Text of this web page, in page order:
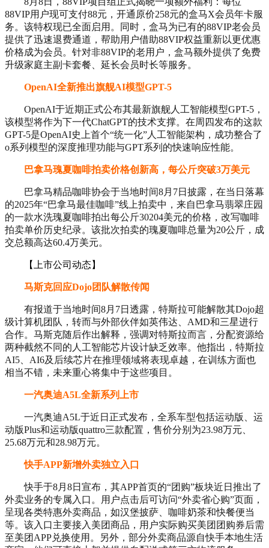
88VIP用户现可支付88元，开通原价258元的盒马X会员年卡服
务。该特权现已全面启用。同时，盒马为已有的88VIP老会员
提供了迅速退费通道，帮助用户借助88VIP权益重新以更优惠
价格成为会员。针对非88VIP的老用户，盒马额外提供了免费
升级家庭主副卡套餐、延长会员时长等服务。
OpenAI全新推出旗舰AI模型GPT-5​
OpenAI于近期正式公布其最新旗舰人工智能模型GPT-5，
该模型将作为下一代ChatGPT的技术支撑。在周四发布的这款
GPT-5是OpenAI史上首个“统一化”人工智能架构，成功整合了
o系列模型的深度推理功能与GPT系列的快速响应性能。
巴拿马瑰夏咖啡拍卖价格创新高，每公斤突破3万美元
巴拿马精品咖啡协会于当地时间8月7日披露，在当日落幕
的2025年“巴拿马最佳咖啡”线上拍卖中，来自巴拿马翡翠庄园
的一款水洗瑰夏咖啡拍出每公斤30204美元的价格，改写咖啡
拍卖单价历史纪录。该批次拍卖的瑰夏咖啡总量为20公斤，成
交总额高达60.4万美元。
【上市公司动态】
马斯克回应Dojo团队解散传闻​
有报道于当地时间8月7日透露，特斯拉可能解散其Dojo超
级计算机团队，转而与外部伙伴如英伟达、AMD和三星进行
合作。马斯克随后作出解释，强调对特斯拉而言，分配资源给
两种截然不同的人工智能芯片设计缺乏效率。他指出，特斯拉
AI5、AI6及后续芯片在推理领域将表现卓越，在训练方面也
相当不错，未来重心将集中于这些项目。
一汽奥迪A5L全新系列上市​
一汽奥迪A5L于近日正式发布，全系车型包括运动版、运
动版Plus和运动版quattro三款配置，售价分别为23.98万元、
25.68万元和28.98万元。
快手APP新增外卖独立入口​
快手于8月8日宣布，其APP首页的“团购”板块近日推出了
外卖业务的专属入口。用户点击后可访问“外卖省心购”页面，
呈现各类特惠外卖商品，如汉堡披萨、咖啡奶茶和快餐便当
等。该入口主要接入美团商品，用户实际购买美团团购券后需
至美团APP兑换使用。另外，部分外卖商品源自快手本地生活